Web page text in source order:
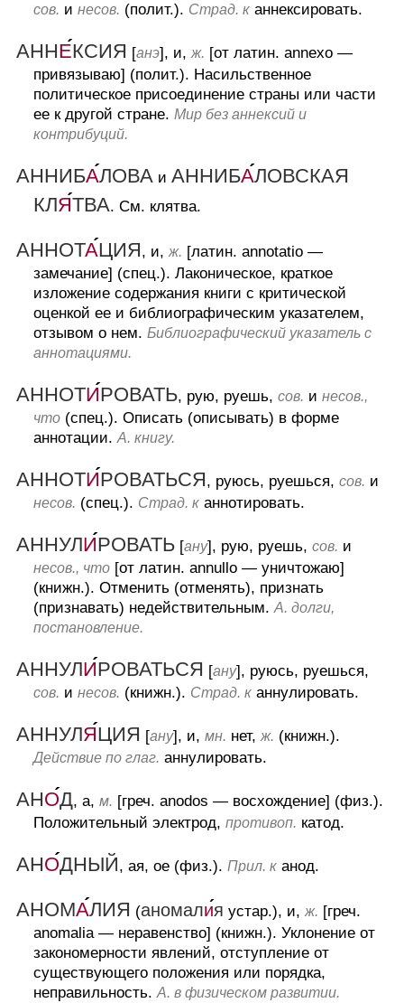
сов. и несов. (полит.). Страд. к аннексировать.
АННЕКСИЯ [анэ], и,ж. [от латин. annexo —
привязываю] (полит.). Насильственное
политическое присоединение страны или части
ее к другой стране. Мир без аннексий и
контрибуций.
АННИБАЛОВА и АННИБАЛОВСКАЯ
КЛЯТВА. См. клятва.
АННОТАЦИЯ, и,ж. [латин. annotatio —
замечание] (спец.). Лаконическое, краткое
изложение содержания книги с критической
оценкой ее и библиографическим указателем,
отзывом о нем. Библиографический указатель с
аннотациями.
АННОТИРОВАТЬ, рую, руешь, сов. и несов.,
что (спец.). Описать (описывать) в форме
аннотации. А. книгу.
АННОТИРОВАТЬСЯ, руюсь, руешься, сов. и
несов. (спец.). Страд. к аннотировать.
АННУЛИРОВАТЬ [ану], рую, руешь, сов. и
несов., что [от латин. annullo — уничтожаю]
(книжн.). Отменить (отменять), признать
(признавать) недействительным. А. долги,
постановление.
АННУЛИРОВАТЬСЯ [ану], руюсь, руешься,
сов. и несов. (книжн.). Страд. к аннулировать.
АННУЛЯЦИЯ [ану], и, мн. нет,ж. (книжн.).
Действие по глаг. аннулировать.
АНОД, а, м. [греч. anodos — восхождение] (физ.).
Положительный электрод, противоп. катод.
АНОДНЫЙ, ая, ое (физ.). Прил. к анод.
АНОМАЛИЯ (аномалия устар.), и,ж. [греч.
anomalia — неравенство] (книжн.). Уклонение от
закономерности явлений, отступление от
существующего положения или порядка,
неправильность. А. в физическом развитии.